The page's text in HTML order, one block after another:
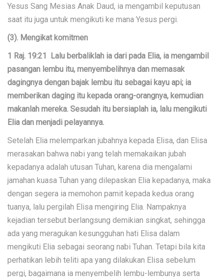
Yesus Sang Mesias Anak Daud, ia mengambil keputusan
saat itu juga untuk mengikuti ke mana Yesus pergi.
(3). Mengikat komitmen
1 Raj. 19:21 Lalu berbaliklah ia dari pada Elia, ia mengambil
pasangan lembu itu, menyembelihnya dan memasak
dagingnya dengan bajak lembu itu sebagai kayu api; ia
memberikan daging itu kepada orang-orangnya, kemudian
makanlah mereka. Sesudah itu bersiaplah ia, lalu mengikuti
Elia dan menjadi pelayannya.
Setelah Elia melemparkan jubahnya kepada Elisa, dan Elisa
merasakan bahwa nabi yang telah memakaikan jubah
kepadanya adalah utusan Tuhan, karena dia mengalami
jamahan kuasa Tuhan yang dilepaskan Elia kepadanya, maka
dengan segera ia memohon pamit kepada kedua orang
tuanya, lalu pergilah Elisa mengiring Elia. Nampaknya
kejadian tersebut berlangsung demikian singkat, sehingga
ada yang meragukan kesungguhan hati Elisa dalam
mengikuti Elia sebagai seorang nabi Tuhan. Tetapi bila kita
perhatikan lebih teliti apa yang dilakukan Elisa sebelum
pergi, bagaimana ia menyembelih lembu-lembunya serta